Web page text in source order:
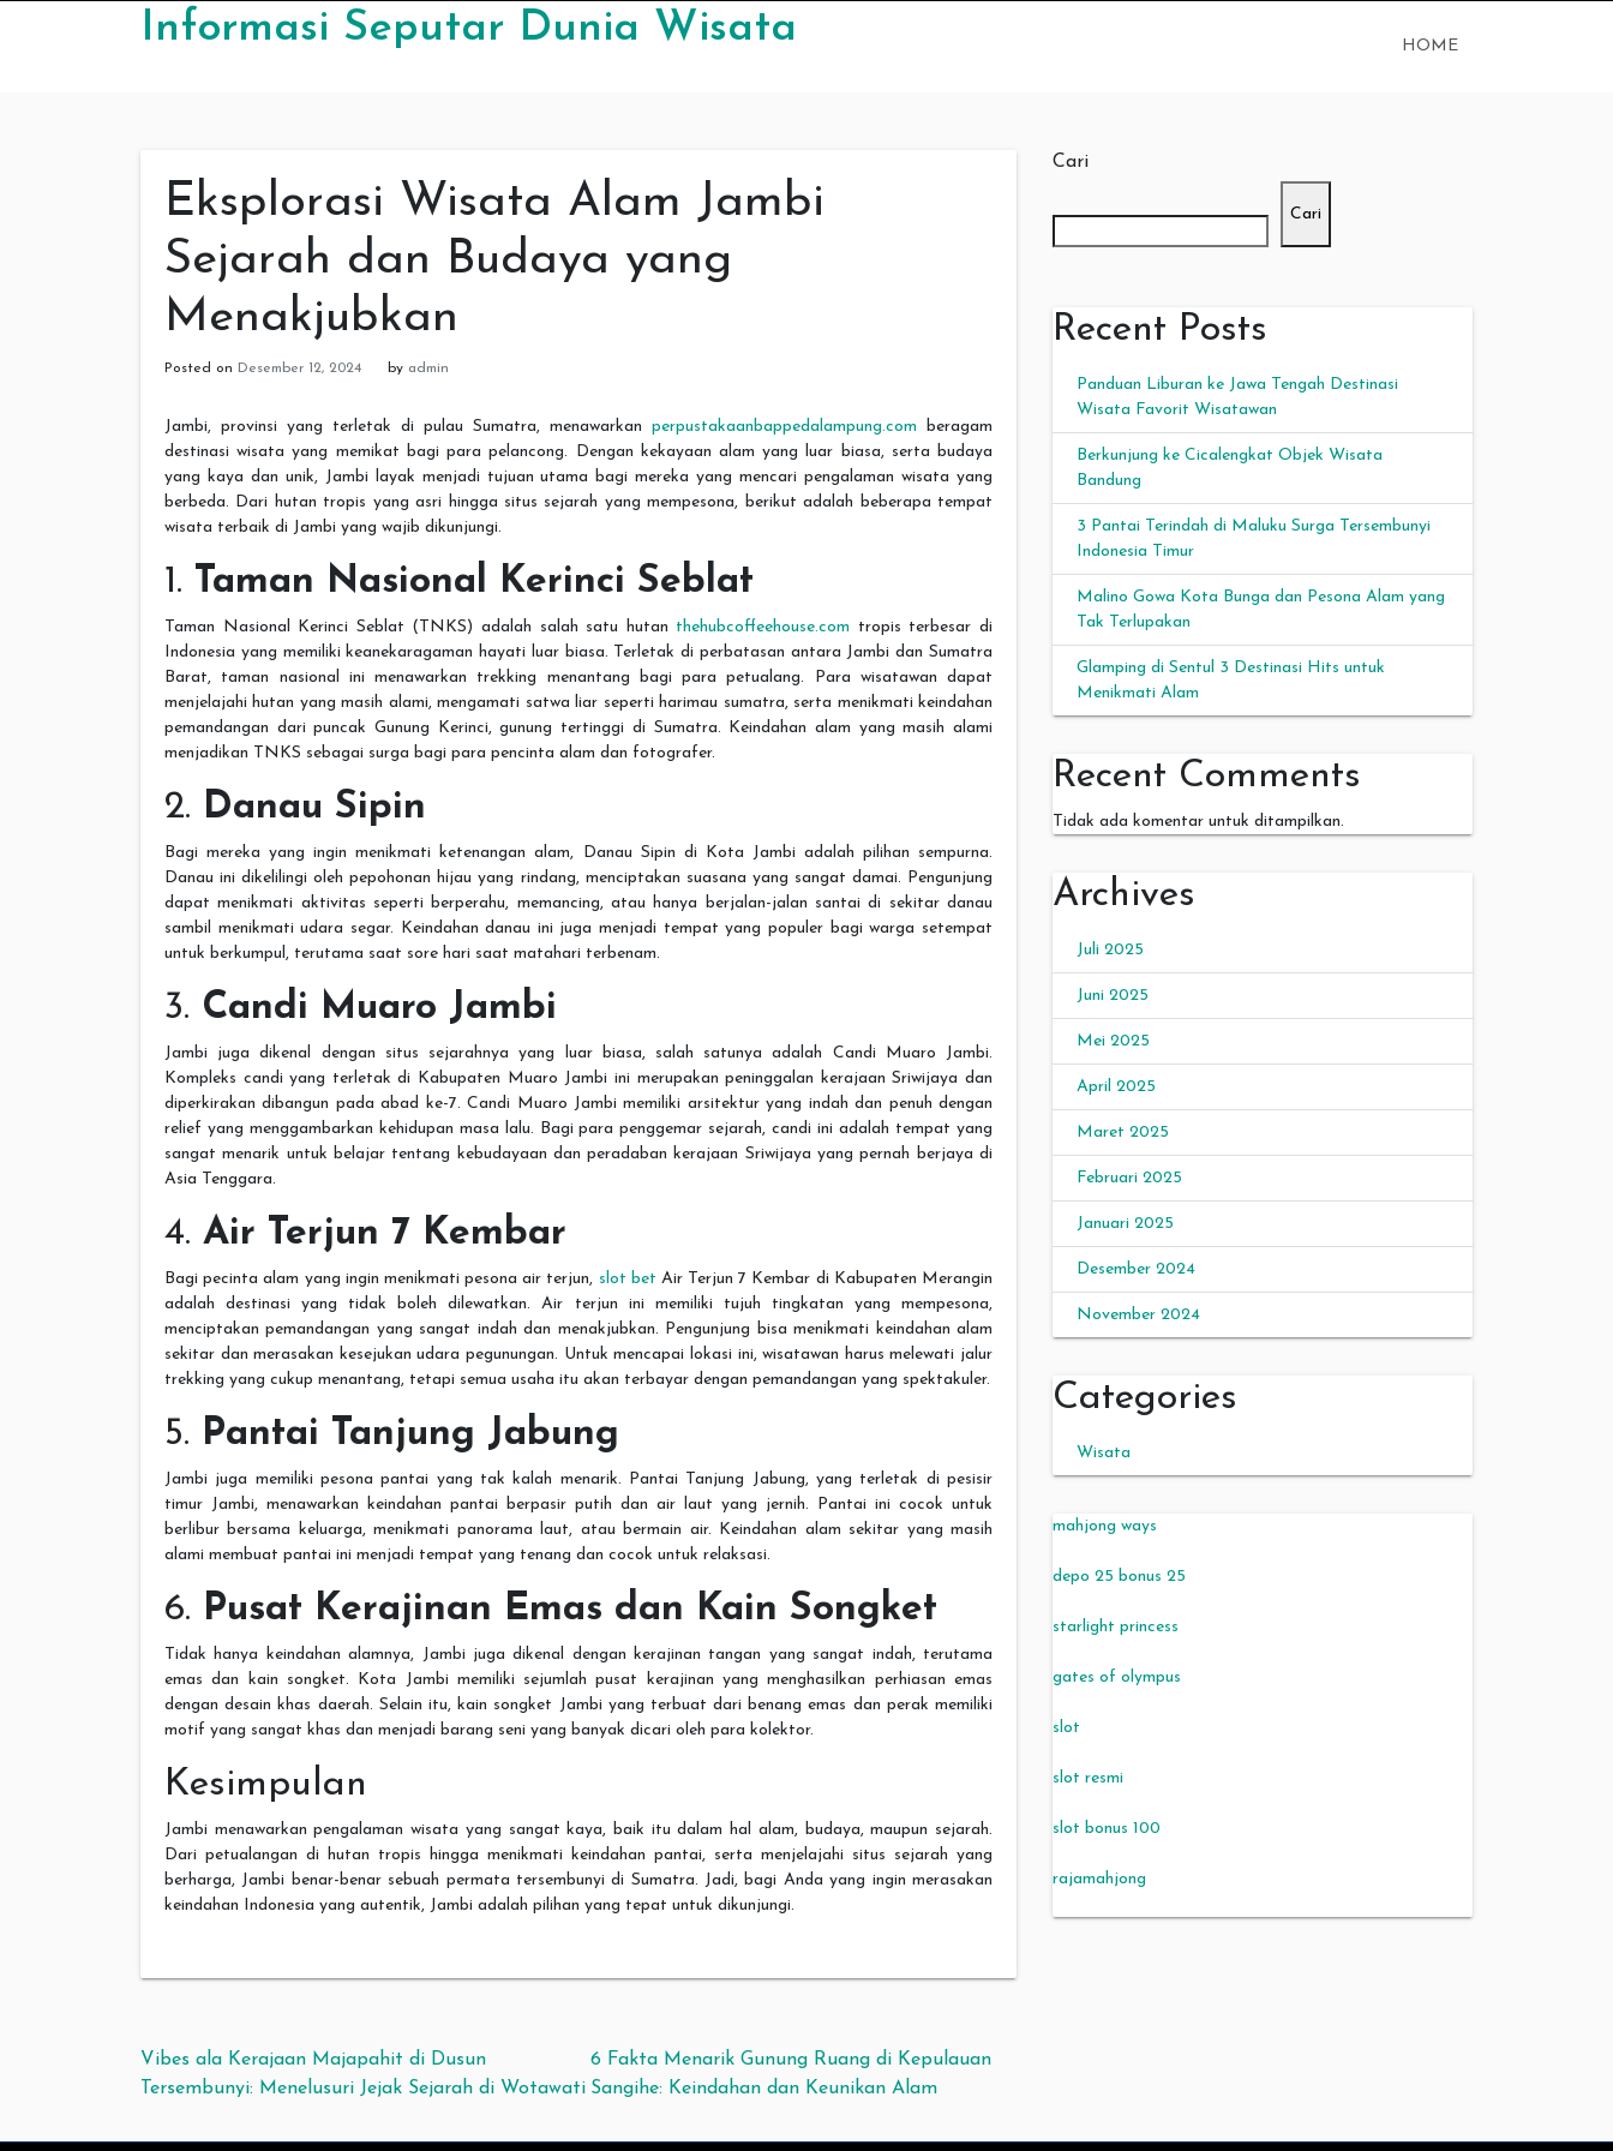
Informasi Seputar Dunia Wisata HOME
Eksplorasi Wisata Alam Jambi
Sejarah dan Budaya yang
Menakjubkan
Posted on Desember 12, 2024 by admin
Jambi, provinsi yang terletak di pulau Sumatra, menawarkan perpustakaanbappedalampung.com beragam
destinasi wisata yang memikat bagi para pelancong. Dengan kekayaan alam yang luar biasa, serta budaya
yang kaya dan unik, Jambi layak menjadi tujuan utama bagi mereka yang mencari pengalaman wisata yang
berbeda. Dari hutan tropis yang asri hingga situs sejarah yang mempesona, berikut adalah beberapa tempat
wisata terbaik di Jambi yang wajib dikunjungi.
1. Taman Nasional Kerinci Seblat
Taman Nasional Kerinci Seblat (TNKS) adalah salah satu hutan thehubcoffeehouse.com tropis terbesar di
Indonesia yang memiliki keanekaragaman hayati luar biasa. Terletak di perbatasan antara Jambi dan Sumatra
Barat, taman nasional ini menawarkan trekking menantang bagi para petualang. Para wisatawan dapat
menjelajahi hutan yang masih alami, mengamati satwa liar seperti harimau sumatra, serta menikmati keindahan
pemandangan dari puncak Gunung Kerinci, gunung tertinggi di Sumatra. Keindahan alam yang masih alami
menjadikan TNKS sebagai surga bagi para pencinta alam dan fotografer.
2. Danau Sipin
Bagi mereka yang ingin menikmati ketenangan alam, Danau Sipin di Kota Jambi adalah pilihan sempurna.
Danau ini dikelilingi oleh pepohonan hijau yang rindang, menciptakan suasana yang sangat damai. Pengunjung
dapat menikmati aktivitas seperti berperahu, memancing, atau hanya berjalan-jalan santai di sekitar danau
sambil menikmati udara segar. Keindahan danau ini juga menjadi tempat yang populer bagi warga setempat
untuk berkumpul, terutama saat sore hari saat matahari terbenam.
3. Candi Muaro Jambi
Jambi juga dikenal dengan situs sejarahnya yang luar biasa, salah satunya adalah Candi Muaro Jambi.
Kompleks candi yang terletak di Kabupaten Muaro Jambi ini merupakan peninggalan kerajaan Sriwijaya dan
diperkirakan dibangun pada abad ke-7. Candi Muaro Jambi memiliki arsitektur yang indah dan penuh dengan
relief yang menggambarkan kehidupan masa lalu. Bagi para penggemar sejarah, candi ini adalah tempat yang
sangat menarik untuk belajar tentang kebudayaan dan peradaban kerajaan Sriwijaya yang pernah berjaya di
Asia Tenggara.
4. Air Terjun 7 Kembar
Bagi pecinta alam yang ingin menikmati pesona air terjun, slot bet Air Terjun 7 Kembar di Kabupaten Merangin
adalah destinasi yang tidak boleh dilewatkan. Air terjun ini memiliki tujuh tingkatan yang mempesona,
menciptakan pemandangan yang sangat indah dan menakjubkan. Pengunjung bisa menikmati keindahan alam
sekitar dan merasakan kesejukan udara pegunungan. Untuk mencapai lokasi ini, wisatawan harus melewati jalur
trekking yang cukup menantang, tetapi semua usaha itu akan terbayar dengan pemandangan yang spektakuler.
5. Pantai Tanjung Jabung
Jambi juga memiliki pesona pantai yang tak kalah menarik. Pantai Tanjung Jabung, yang terletak di pesisir
timur Jambi, menawarkan keindahan pantai berpasir putih dan air laut yang jernih. Pantai ini cocok untuk
berlibur bersama keluarga, menikmati panorama laut, atau bermain air. Keindahan alam sekitar yang masih
alami membuat pantai ini menjadi tempat yang tenang dan cocok untuk relaksasi.
6. Pusat Kerajinan Emas dan Kain Songket
Tidak hanya keindahan alamnya, Jambi juga dikenal dengan kerajinan tangan yang sangat indah, terutama
emas dan kain songket. Kota Jambi memiliki sejumlah pusat kerajinan yang menghasilkan perhiasan emas
dengan desain khas daerah. Selain itu, kain songket Jambi yang terbuat dari benang emas dan perak memiliki
motif yang sangat khas dan menjadi barang seni yang banyak dicari oleh para kolektor.
Kesimpulan
Jambi menawarkan pengalaman wisata yang sangat kaya, baik itu dalam hal alam, budaya, maupun sejarah.
Dari petualangan di hutan tropis hingga menikmati keindahan pantai, serta menjelajahi situs sejarah yang
berharga, Jambi benar-benar sebuah permata tersembunyi di Sumatra. Jadi, bagi Anda yang ingin merasakan
keindahan Indonesia yang autentik, Jambi adalah pilihan yang tepat untuk dikunjungi.
Navigasi pos
Vibes ala Kerajaan Majapahit di Dusun
Tersembunyi: Menelusuri Jejak Sejarah di Wotawati
6 Fakta Menarik Gunung Ruang di Kepulauan
Sangihe: Keindahan dan Keunikan Alam
Cari
Cari
Recent Posts
Panduan Liburan ke Jawa Tengah Destinasi
Wisata Favorit Wisatawan
Berkunjung ke Cicalengkat Objek Wisata
Bandung
3 Pantai Terindah di Maluku Surga Tersembunyi
Indonesia Timur
Malino Gowa Kota Bunga dan Pesona Alam yang
Tak Terlupakan
Glamping di Sentul 3 Destinasi Hits untuk
Menikmati Alam
Recent Comments
Tidak ada komentar untuk ditampilkan.
Archives
Juli 2025
Juni 2025
Mei 2025
April 2025
Maret 2025
Februari 2025
Januari 2025
Desember 2024
November 2024
Categories
Wisata
mahjong ways
depo 25 bonus 25
starlight princess
gates of olympus
slot
slot resmi
slot bonus 100
rajamahjong